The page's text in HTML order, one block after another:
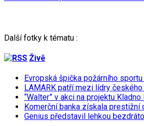
Další fotky k tématu :
Živě
Evropská špička požárního
LAMARK patří mezi lídry
“Walter” v akci na projektu
Komerční banka získala prestižní
Genius představil lehkou